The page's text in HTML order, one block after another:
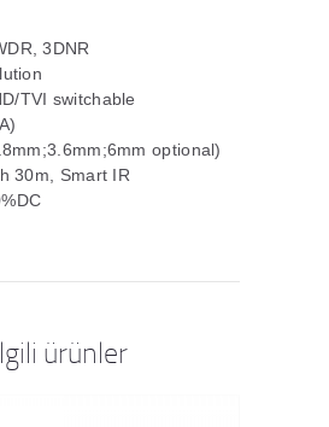
3DNR
TVI switchable
optional)
30m, Smart IR
ürünler